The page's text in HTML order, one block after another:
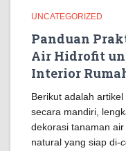
UNCATEGORIZED
Panduan
Air Hidrofit
Interior
Berikut adalah artikel
secara mandiri,
dekorasi tanaman
natural yang siap di-